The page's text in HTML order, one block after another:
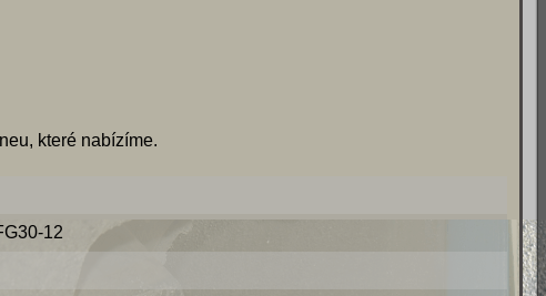
které nabízíme.
12